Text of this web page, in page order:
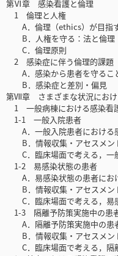
第Ⅵ章 感染看護と倫理
1 倫理と人権
A．倫理（ethics）が目指
B．人権を守る：法と倫理
C．倫理原則
2 感染症に伴う倫理的課題
A．感染から患者を守るこ
B．感染症と差別・偏見
第Ⅶ章 さまざまな状況におけ
1 一般病棟における感染看
1-1 一般入院患者
A．一般入院患者における
B．情報収集・アセスメン
C．臨床場面で考える，一
1-2 易感染状態の患者
A．易感染状態の患者にお
B．情報収集・アセスメン
C．臨床場面で考える，易
1-3 隔離予防策実施中の患
A．隔離予防策実施中の患
B．情報収集・アセスメン
C．臨床場面で考える，隔